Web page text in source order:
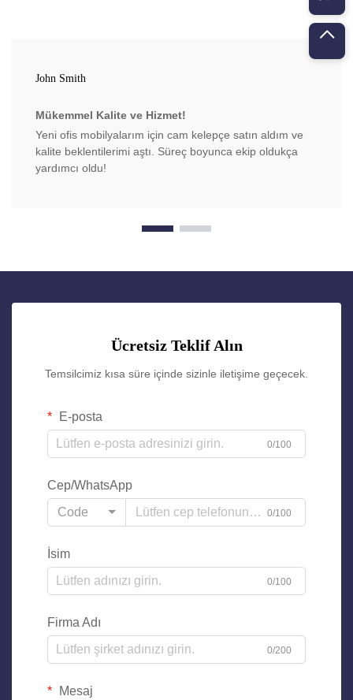
John Smith
Mükemmel Kalite ve Hizmet!
Yeni ofis mobilyalarım için cam kelepçe satın aldım ve
kalite beklentilerimi aştı. Süreç boyunca ekip oldukça
yardımcı oldu!
Ücretsiz Teklif Alın
Temsilcimiz kısa süre içinde sizinle iletişime geçecek.
E-posta
0/100
Cep/WhatsApp
Code
0/100
İsim
0/100
Firma Adı
0/200
Mesaj